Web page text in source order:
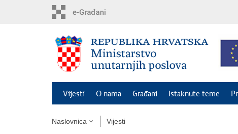
Vijesti O nama Građani Istaknute teme
Naslovnica Vijesti